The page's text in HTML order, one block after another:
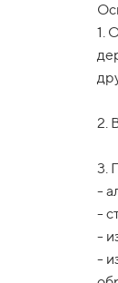
1.
2.
3.
-
-
-
-